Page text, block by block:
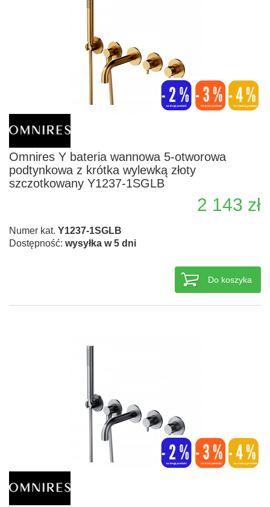
Omnires Y bateria wannowa 5-otworowa
podtynkowa z krótka wylewką złoty
szczotkowany Y1237-1SGLB
2 143 zł
Numer kat. Y1237-1SGLB
Dostępność: wysyłka w 5 dni
Do koszyka